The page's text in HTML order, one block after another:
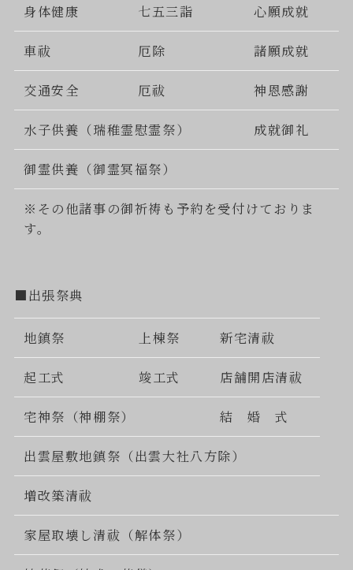
身体健康 七五三詣 心願成就
車祓 厄除 諸願成就
交通安全 厄祓 神恩感謝
水子供養（瑞稚霊慰霊祭） 成就御礼
御霊供養（御霊冥福祭）
※その他諸事の御祈祷も予約を受付けておりま
す。
■出張祭典
地鎮祭 上棟祭 新宅清祓
起工式 竣工式 店舗開店清祓
宅神祭（神棚祭） 結 婚 式
出雲屋敷地鎮祭（出雲大社八方除）
増改築清祓
家屋取壊し清祓（解体祭）